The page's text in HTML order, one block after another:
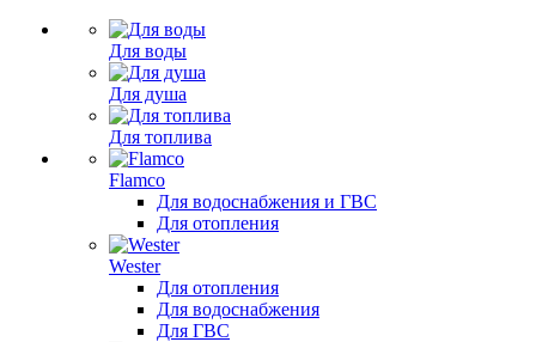
Для воды
Для душа
Для топлива
Flamco
Для водоснабжения и ГВС
Для отопления
Wester
Для отопления
Для водоснабжения
Для ГВС